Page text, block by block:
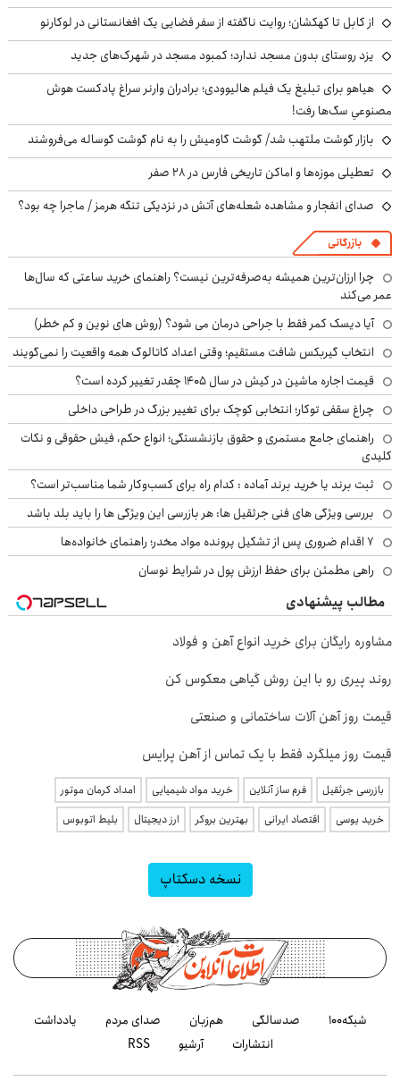
از کابل تا کهکشان؛ روایت ناگفته از سفر فضایی یک افغانستانی در لوکارنو
یزد روستای بدون مسجد ندارد؛ کمبود مسجد در شهرک‌های جدید
هیاهو برای تبلیغ یک فیلم هالیوودی؛ برادران وارنر سراغ پادکست هوش
مصنوعیِ سگ‌ها رفت!
بازار گوشت ملتهب شد/ گوشت گاومیش را به نام گوشت گوساله می‌فروشند
تعطیلی موزه‌ها و اماکن تاریخی فارس در ۲۸ صفر
صدای انفجار و مشاهده شعله‌های آتش در نزدیکی تنگه هرمز / ماجرا چه بود؟
بازرگانی
چرا ارزان‌ترین همیشه به‌صرفه‌ترین نیست؟ راهنمای خرید ساعتی که سال‌ها
عمر می‌کند
آیا دیسک کمر فقط با جراحی درمان می شود؟ (روش های نوین و کم خطر)
انتخاب گیربکس شافت مستقیم؛ وقتی اعداد کاتالوگ همه واقعیت را نمی‌گویند
قیمت اجاره ماشین در کیش در سال ۱۴۰۵ چقدر تغییر کرده است؟
چراغ سقفی توکار؛ انتخابی کوچک برای تغییر بزرگ در طراحی داخلی
راهنمای جامع مستمری و حقوق بازنشستگی؛ انواع حکم، فیش حقوقی و نکات
کلیدی
ثبت برند یا خرید برند آماده : کدام راه برای کسب‌وکار شما مناسب‌تر است؟
بررسی ویژگی های فنی جرثقیل ها: هر بازرسی این ویژگی ها را باید بلد باشد
۷ اقدام ضروری پس از تشکیل پرونده مواد مخدر؛ راهنمای خانواده‌ها
راهی مطمئن برای حفظ ارزش پول در شرایط نوسان
مطالب پیشنهادی
مشاوره رایگان برای خرید انواع آهن و فولاد
روند پیری رو با این روش گیاهی معکوس کن
قیمت روز آهن آلات ساختمانی و صنعتی
قیمت روز میلگرد فقط با یک تماس از آهن پرایس
بازرسی جرثقیل فرم ساز آنلاین خرید مواد شیمیایی
امداد کرمان موتور
خرید یوسی
اقتصاد ایرانی بهترین بروکر ارز دیجیتال بلیط اتوبوس
نسخه دسکتاپ
شبکه۱۰۰ صدسالگی هم‌زبان صدای مردم
یادداشت
انتشارات
آرشیو RSS